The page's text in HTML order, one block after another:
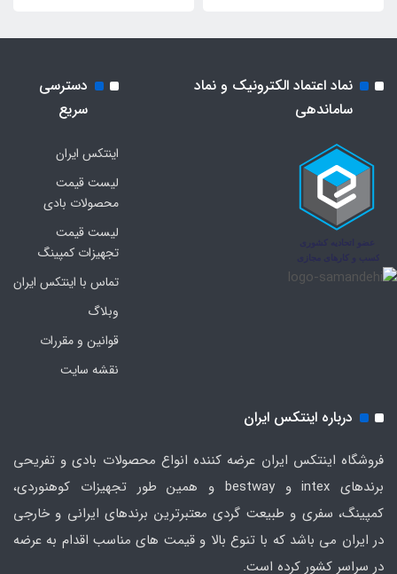
نماد اعتماد الکترونیک و نماد
ساماندهی
دسترسی
سریع
اینتکس ایران
لیست قیمت
محصولات بادی
لیست قیمت
تجهیزات کمپینگ
تماس با اینتکس ایران
وبلاگ
قوانین و مقررات
نقشه سایت
درباره اینتکس ایران
فروشگاه اینتکس ایران عرضه کننده انواع محصولات بادی و تفریحی
برندهای intex و bestway و همین طور تجهیزات کوهنوردی،
کمپینگ، سفری و طبیعت گردی معتبرترین برندهای ایرانی و خارجی
در ایران می باشد که با تنوع بالا و قیمت های مناسب اقدام به عرضه
در سراسر کشور کرده است.